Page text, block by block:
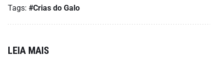
Tags: #Crias do Galo
LEIA MAIS